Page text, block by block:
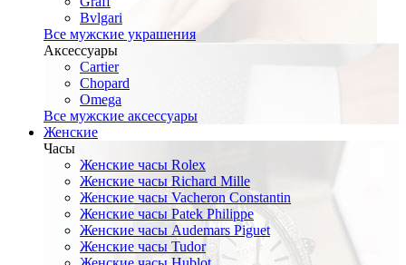
Bvlgari
Все мужские украшения
Аксессуары
Cartier
Chopard
Omega
Все мужские аксессуары
Женские
Часы
Женские часы Rolex
Женские часы Richard Mille
Женские часы Vacheron Constantin
Женские часы Patek Philippe
Женские часы Audemars Piguet
Женские часы Tudor